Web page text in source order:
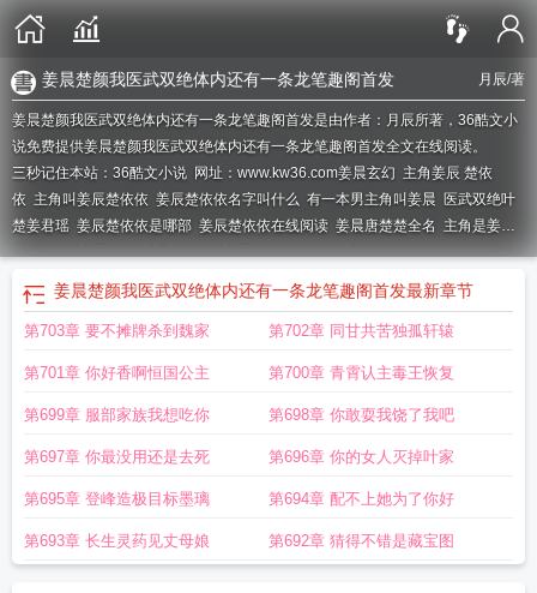
月辰/著
姜晨楚颜我医武双绝体内还有一条龙笔趣阁首发
姜晨楚颜我医武双绝体内还有一条龙笔趣阁首发是由作者：月辰所著，36酷文小
说免费提供姜晨楚颜我医武双绝体内还有一条龙笔趣阁首发全文在线阅读。
三秒记住本站：36酷文小说 网址：www.kw36.com姜晨玄幻 主角姜辰 楚依
依 主角叫姜辰楚依依 姜辰楚依依名字叫什么 有一本男主角叫姜晨
医武双绝叶
楚姜君瑶 姜辰楚依依是哪部 姜辰楚依依在线阅读 姜晨唐楚楚全名 主角是姜辰
楚依依的姜晨穿越姜晨楚依依姜晨玄幻合集人物姜辰唐楚楚
姜晨楚颜我医武双绝体内还有一条龙笔趣阁首发最新章节
第703章 要不摊牌杀到魏家 第702章 同甘共苦独孤轩辕
第701章 你好香啊恒国公主 第700章 青霄认主毒王恢复
第699章 服部家族我想吃你 第698章 你敢耍我饶了我吧
第697章 你最没用还是去死 第696章 你的女人灭掉叶家
第695章 登峰造极目标墨璃 第694章 配不上她为了你好
第693章 长生灵药见丈母娘 第692章 猜得不错是藏宝图